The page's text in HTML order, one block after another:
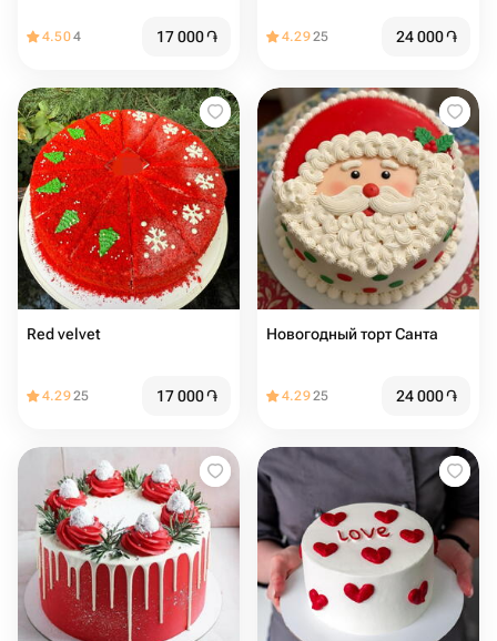
4.504 17 000֏ 4.2925 24 000֏
Red velvet
4.2925 17 000֏
Новогодный торт Санта
4.2925 24 000֏